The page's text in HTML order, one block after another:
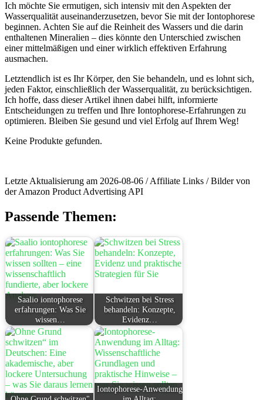
Ich möchte Sie ermutigen, sich⁣ intensiv mit ​den Aspekten der
Wasserqualität ‌auseinanderzusetzen, bevor​ Sie mit der Iontophorese⁣
beginnen. Achten⁤ Sie auf die Reinheit des Wassers ⁤und die darin
enthaltenen Mineralien – dies könnte den ‌Unterschied zwischen
‍einer⁣ mittelmäßigen und⁤ einer wirklich effektiven Erfahrung
ausmachen.
Letztendlich ist es Ihr Körper, ⁤den Sie behandeln,⁤ und es lohnt sich,
jeden Faktor, einschließlich⁢ der Wasserqualität, zu berücksichtigen.
Ich‍ hoffe, dass dieser Artikel ihnen dabei hilft, informierte
Entscheidungen zu treffen‌ und Ihre Iontophorese-Erfahrungen ⁣zu
optimieren. Bleiben Sie gesund und viel Erfolg‍ auf ‍Ihrem Weg!
Keine Produkte gefunden.
Letzte Aktualisierung am 2026-08-06 / Affiliate Links / Bilder von
der Amazon Product Advertising API
Passende Themen:
Saalio iontophorese
erfahrungen: Was Sie
wissen…
Schwitzen bei Stress
behandeln: Konzepte,
Evidenz…
Iontophorese-Anwendung